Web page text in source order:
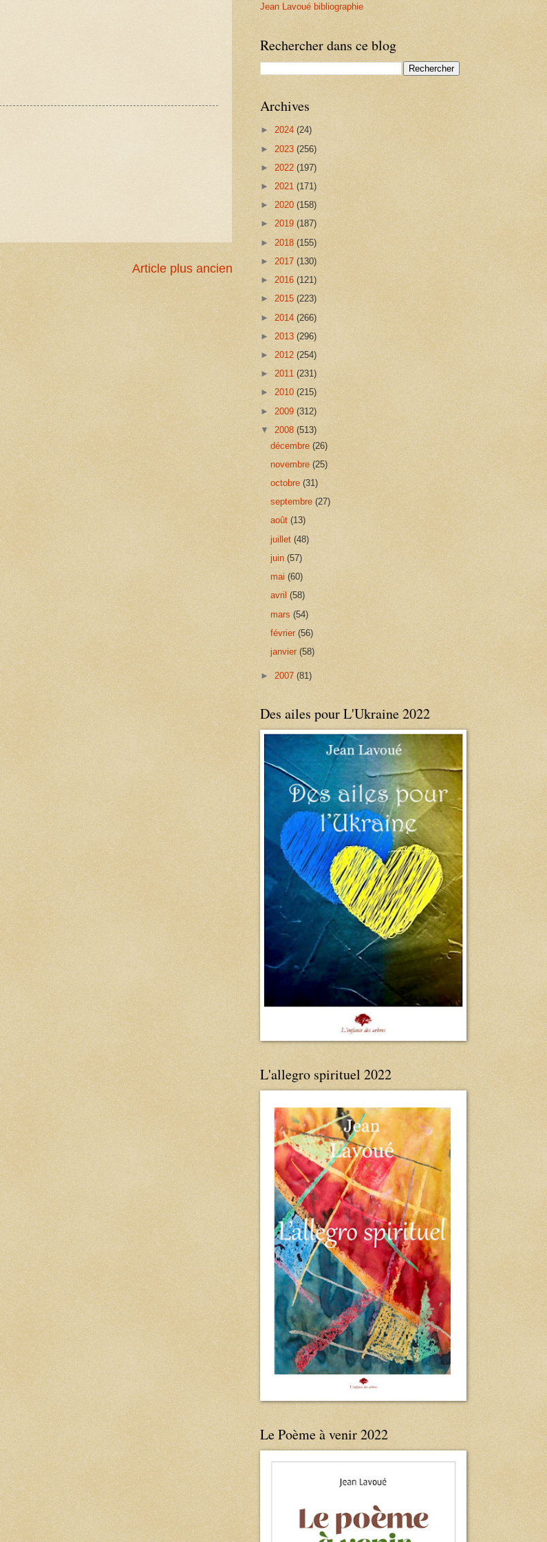
Article plus ancien
Jean Lavoué bibliographie
Rechercher dans ce blog
Archives
► 2024 (24)
► 2023 (256)
► 2022 (197)
► 2021 (171)
► 2020 (158)
► 2019 (187)
► 2018 (155)
► 2017 (130)
► 2016 (121)
► 2015 (223)
► 2014 (266)
► 2013 (296)
► 2012 (254)
► 2011 (231)
► 2010 (215)
► 2009 (312)
▼ 2008 (513)
décembre(26)
novembre(25)
octobre(31)
septembre(27)
août(13)
juillet(48)
juin(57)
mai(60)
avril(58)
mars(54)
février(56)
janvier(58)
► 2007 (81)
Des ailes pour L'Ukraine 2022
L'allegro spirituel 2022
Le Poème à venir 2022